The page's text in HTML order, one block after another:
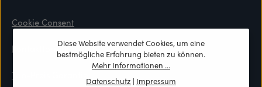
Cookie Consent
Kontaktformular
Top-Preis Garantie
Diese Website verwendet Cookies, um eine
bestmögliche Erfahrung bieten zu können.
Mehr Informationen ...
Datenschutz | Impressum